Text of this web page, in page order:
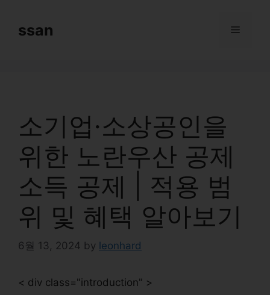
contentssan Menu
소기업·소상공인을
위한 노란우산 공제
소득 공제 | 적용 범
위 및 혜택 알아보기
6월 13, 2024 by leonhard
< div class="introduction" >